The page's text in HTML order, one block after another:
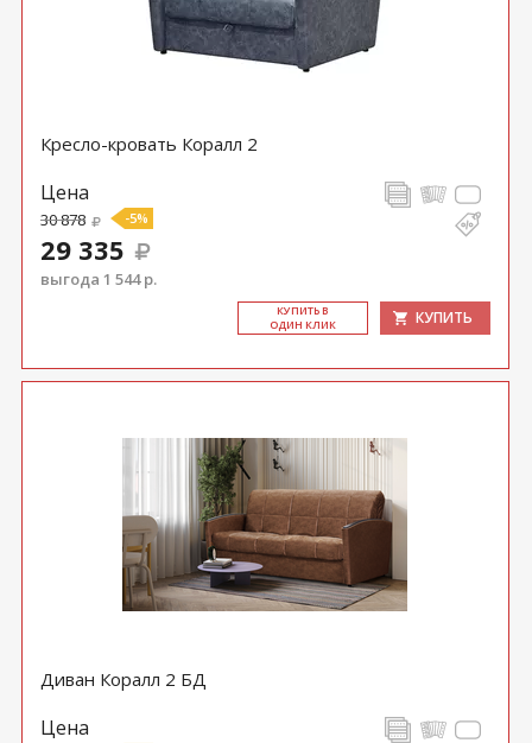
Кресло-кровать Коралл 2
Цена
30 878 -5%
29 335
выгода 1 544 р.
КУ­ПИТЬ В
ОДИН КЛИК
КУПИТЬ
Диван Коралл 2 БД
Цена